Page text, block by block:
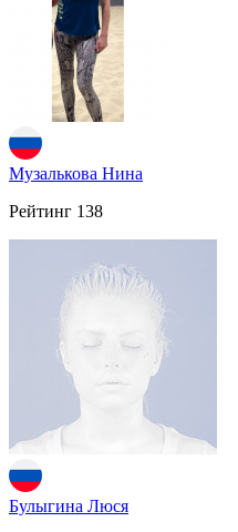
Музалькова Нина
Рейтинг 138
Булыгина Люся